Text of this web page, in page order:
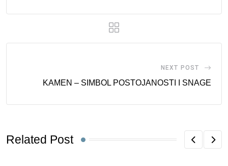
NEXT POST
KAMEN – SIMBOL POSTOJANOSTI I SNAGE
Related Post